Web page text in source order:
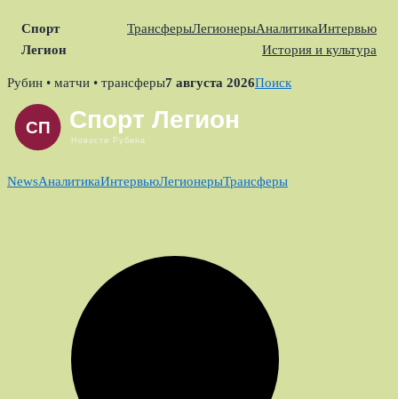
Спорт
Легион
ТрансферыЛегионерыАналитикаИнтервью
История и культура
Skip
content
Рубин • матчи • трансферы7 августа 2026Поиск
NewsАналитикаИнтервьюЛегионерыТрансферы